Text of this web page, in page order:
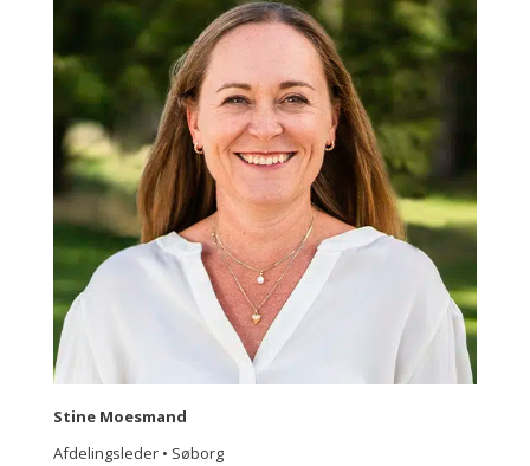
Stine Moesmand
Afdelingsleder • Søborg